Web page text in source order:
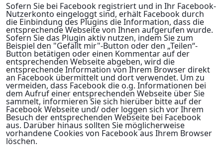
Sofern Sie bei Facebook registriert und in Ihr Facebook-
Nutzerkonto eingeloggt sind, erhält Facebook durch
die Einbindung des Plugins die Information, dass die
entsprechende Webseite von Ihnen aufgerufen wurde.
Sofern Sie das Plugin aktiv nutzen, indem Sie zum
Beispiel den "Gefällt mir"-Button oder den „Teilen“-
Button betätigen oder einen Kommentar auf der
entsprechenden Webseite abgeben, wird die
entsprechende Information von Ihrem Browser direkt
an Facebook übermittelt und dort verwendet. Um zu
vermeiden, dass Facebook die o.g. Informationen bei
dem Aufruf einer entsprechenden Webseite über Sie
sammelt, informieren Sie sich hierüber bitte auf der
Facebook Webseite und/ oder loggen sich vor Ihrem
Besuch der entsprechenden Webseite bei Facebook
aus. Darüber hinaus sollten Sie möglicherweise
vorhandene Cookies von Facebook aus Ihrem Browser
löschen.